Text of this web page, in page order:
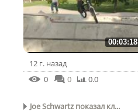
00:03:18
12 г. назад
0
0 0.0
Joe Schwartz показал кл...